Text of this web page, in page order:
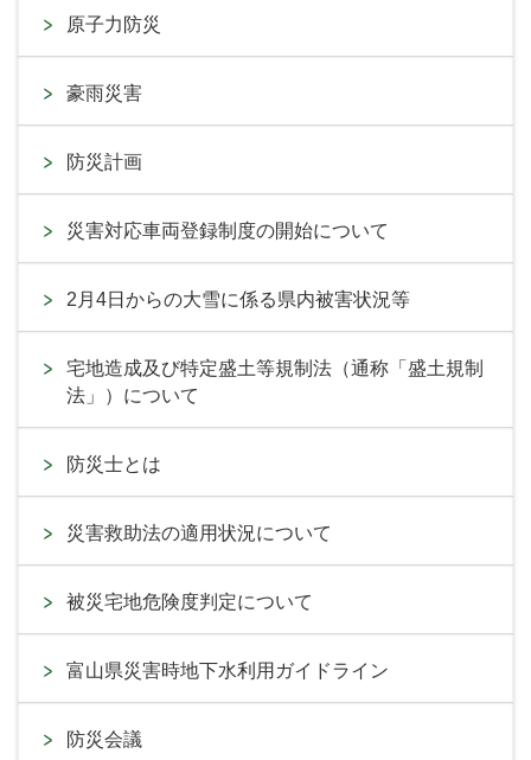
原子力防災
豪雨災害
防災計画
災害対応車両登録制度の開始について
2月4日からの大雪に係る県内被害状況等
宅地造成及び特定盛土等規制法（通称「盛土規制
法」）について
防災士とは
災害救助法の適用状況について
被災宅地危険度判定について
富山県災害時地下水利用ガイドライン
防災会議